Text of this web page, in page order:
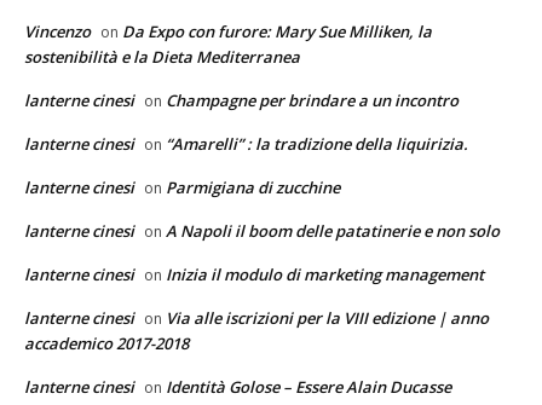
Vincenzo on Da Expo con furore: Mary Sue Milliken, la
sostenibilità e la Dieta Mediterranea
lanterne cinesi on Champagne per brindare a un incontro
lanterne cinesi on “Amarelli” : la tradizione della liquirizia.
lanterne cinesi on Parmigiana di zucchine
lanterne cinesi on A Napoli il boom delle patatinerie e non solo
lanterne cinesi on Inizia il modulo di marketing management
lanterne cinesi on Via alle iscrizioni per la VIII edizione | anno
accademico 2017-2018
lanterne cinesi on Identità Golose – Essere Alain Ducasse